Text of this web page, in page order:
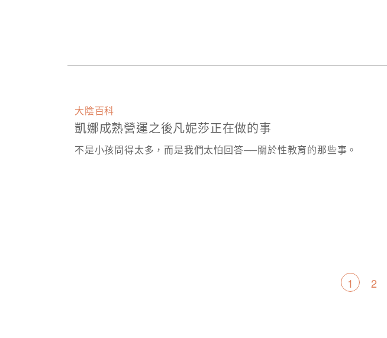
大陰百科
凱娜成熟營運之後凡妮莎正在做的事
不是小孩問得太多，而是我們太怕回答──關於性教育的那些事。
1 2